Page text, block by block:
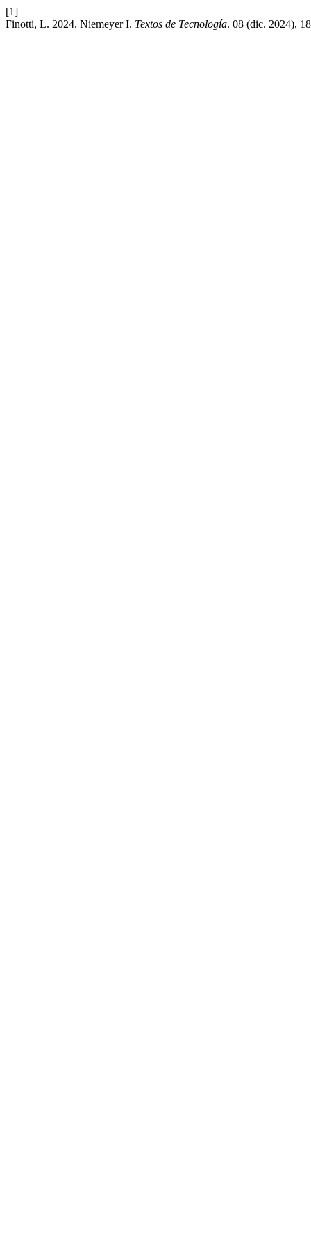
[1]
Finotti, L. 2024. Niemeyer I. Textos de Tecnología. 08 (dic. 2024),